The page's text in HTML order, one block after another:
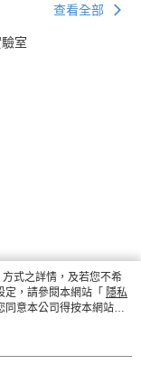
查看全部
室
式之詳情，及若您不希
，請參閱本網站「 隱私
同意本公司得按本網站使